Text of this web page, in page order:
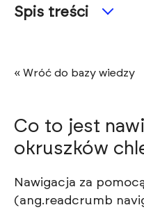
Spis treści
« Wróć do bazy wiedzy
Co to jest
okruszków
Nawigacja za
(ang.readcrumb